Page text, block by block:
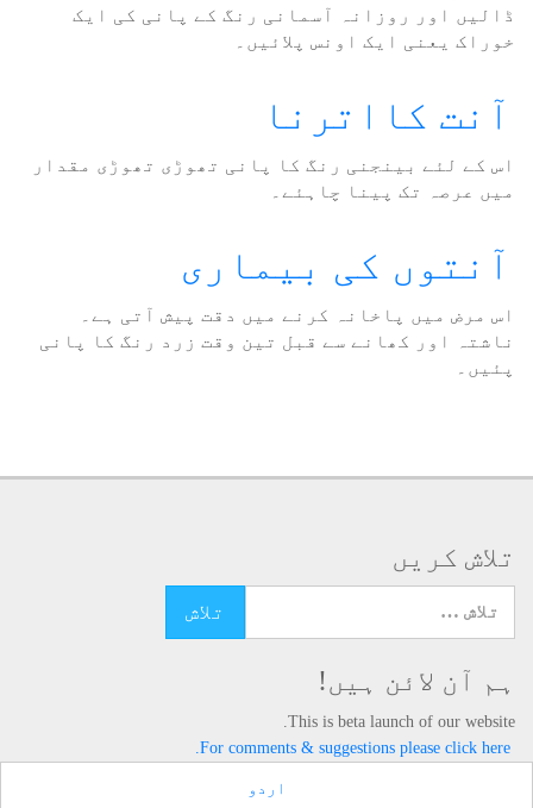
ڈالیں اور روزانہ آسمانی رنگ کے پانی کی ایک
خوراک یعنی ایک اونس پلائیں۔
آنت کااترنا
اس کے لئے بینجنی رنگ کا پانی تھوڑی تھوڑی مقدار
میں عرصہ تک پینا چاہئے۔
آنتوں کی بیماری
اس مرض میں پاخانہ کرنے میں دقت پیش آتی ہے۔
ناشتہ اور کھانے سے قبل تین وقت زرد رنگ کا پانی
پئیں۔
تلاش کریں
ہم آن لائن ہیں!
This is beta launch of our website.
For comments & suggestions please click here.
اردو